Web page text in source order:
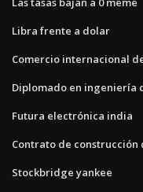
Libra frente a dolar
Comercio internacional
Diplomado en ingeniería
Futura electrónica india
Contrato de construcción
Stockbridge yankee